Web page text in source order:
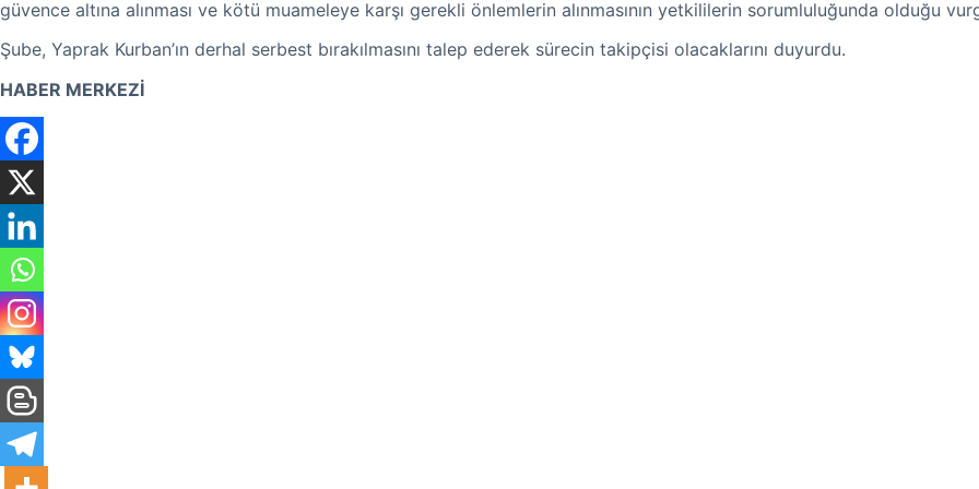
güvence altına alınması ve kötü muameleye karşı gerekli önlemlerin alınmasının yetkililerin sorumluluğunda olduğu
Şube, Yaprak Kurban’ın derhal serbest bırakılmasını talep ederek sürecin takipçisi olacaklarını duyurdu.
HABER MERKEZİ